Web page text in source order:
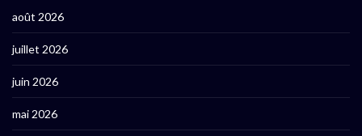
août 2026
juillet 2026
juin 2026
mai 2026